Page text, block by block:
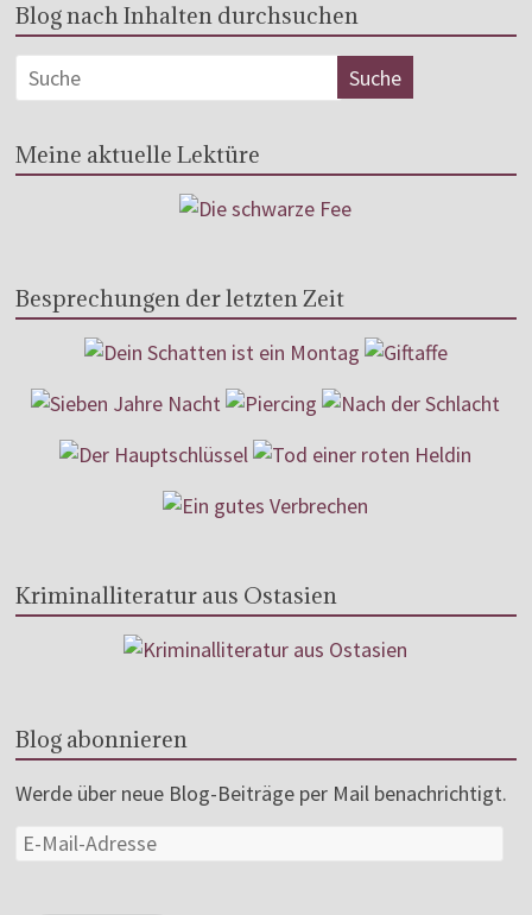
Blog nach Inhalten durchsuchen
Meine aktuelle Lektüre
Besprechungen der letzten Zeit
Kriminalliteratur aus Ostasien
Blog abonnieren
Werde über neue Blog-Beiträge per Mail benachrichtigt.